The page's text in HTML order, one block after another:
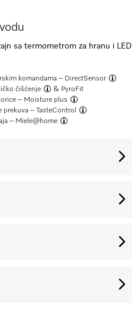
sa termometrom za hranu i LED
komandama – DirectSensor
čišćenje
& PyroFit
– Moisture plus
prekuva –TasteControl
– Miele@home